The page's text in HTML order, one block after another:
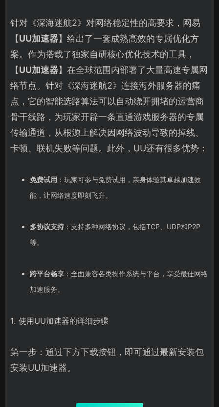
针对《深海迷航2》对网络稳定性的高要求，网易
【UU加速器】给出了一套成熟高效的专属优化方
案。作为搭载了独家自研核心优化技术的工具，
【UU加速器】在全球范围内部署了大量高速专属网
络节点。针对《深海迷航2》连接海外服务器的痛
点，它的智能选路算法可以自动绕开拥堵的运营商
骨干线路，为玩家开辟一条直通游戏服务器的专属
传输通道，从根源上解决因网络波动导致的掉线、
卡顿、联机失败等问题。此外，UU还有很多优势：
免费试用 ：玩家可参与免费试用，亲身体验其卓越加速效
能，让网络速度即刻飞升。
多协议支持：支持多种网络协议，包括TCP、UDP和P2P
等。
跨平台畅享：全面兼容各类操作系统与平台，享受最佳网络
加速服务。
1. 使用UU加速器的详细步骤
第一步：通过下方下载按钮，即可通过最新安装包
安装UU加速器。